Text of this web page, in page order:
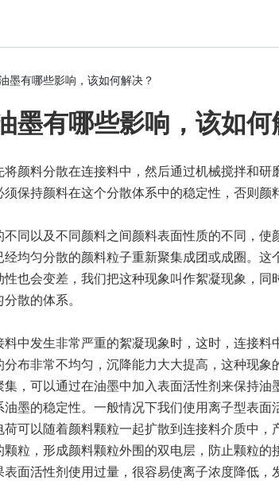
墨有哪些影响，该如何解决？
墨有哪些影响，该如何
将颜料分散在连接料中，然后通过机械搅拌和
保持颜料在这个分散体系中的稳定性， 否则颜
同以及不同颜料之间颜料表面性质的不同，
均匀分散的颜料粒子重新聚集成团或成圈。这
也会变差，我们把这种现象叫作絮凝现象，
散的体系。
中发生非常严重的絮凝现象时，这时，连接
布非常不均匀，沉降能力大大提高，这种现象
，可以通过在油墨中加入表面活性剂来保持
墨的稳定性。一般情况下我们使用离子型表
可以随着颜料颗粒一起扩散到连接料介质中
粒，形成颜料颗粒外围的双电层，防止颗粒
面活性剂使用过量，很容易使离子浓度降低，